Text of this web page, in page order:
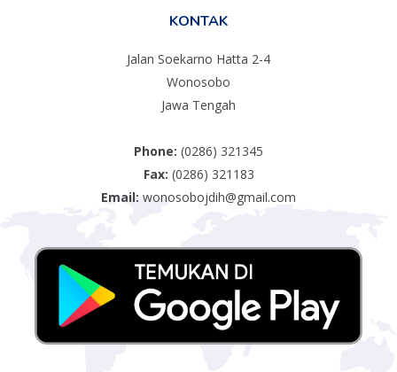
KONTAK
Jalan Soekarno Hatta 2-4
Wonosobo
Jawa Tengah
Phone: (0286) 321345
Fax: (0286) 321183
Email: wonosobojdih@gmail.com